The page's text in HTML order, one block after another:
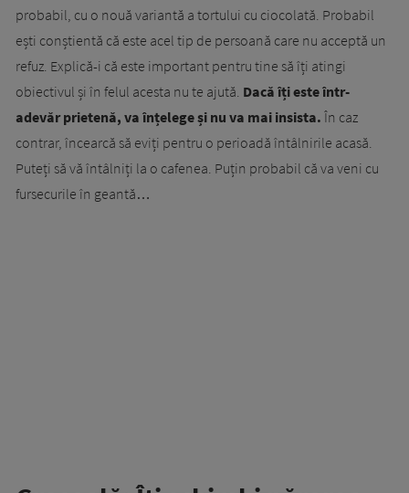
probabil, cu o nouă variantă a tortului cu ciocolată. Probabil
ești conștientă că este acel tip de persoană care nu acceptă un
refuz. Explică-i că este important pentru tine să îți atingi
obiectivul și în felul acesta nu te ajută. Dacă îți este într-
adevăr prietenă, va înțelege și nu va mai insista. În caz
contrar, încearcă să eviți pentru o perioadă întâlnirile acasă.
Puteți să vă întâlniți la o cafenea. Puțin probabil că va veni cu
fursecurile în geantă…